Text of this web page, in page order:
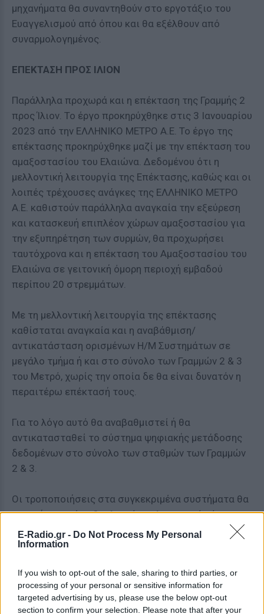
E-Radio.gr - Do Not Process My Personal
Information
If you wish to opt-out of the sale, sharing to third parties, or
processing of your personal or sensitive information for
targeted advertising by us, please use the below opt-out
section to confirm your selection. Please note that after your
μηχανήματα θα συναντηθούν στο εργοτάξιο του
Ευαγγελισμού από όπου και θα εξέλθουν από
συναρμολογημένος.
ΕΠΕΚΤΑΣΗ ΠΡΟΣ ΙΛΙΟΝ
Παράλληλα προχωρά και η επέκταση της Γραμμής 2
προς Ίλιον. Το έργο προκηρύχθηκε στις 3 Ιανουαρίου
2023 από την ΕΛΛΗΝΙΚΟ ΜΕΤΡΟ Α.Ε. Το έργο της
επέκτασης προκηρύχθηκε μαζί με την επέκταση του
αμαξοστασίου του Ελαιώνα. Δεδομένου ότι η
μελλοντική λειτουργία της Επέκτασης, καθώς και οι
λοιπές τρέχουσες ανάγκες της ΕΛΛΗΝΙΚΟ ΜΕΤΡΟ
Α.Ε. καθιστούν παράλληλα αναγκαία την εξεύρεση
και κατασκευή επιπλέον χώρων αμαξοστασίου για
την εξυπηρέτηση των συρμών, θα προχωρήσει
ταυτόχρονα και η επέκταση του Αμαξοστασίου του
Ελαιώνα σε γειτονική όμορη περιοχή εμβαδού
περίπου 20 στρεμμάτων.
Με τη μελλοντική λειτουργία της επέκτασης
καθίσταται αναγκαία και η αναβάθμιση/
αντικατάσταση ορισμένων Η/Μ Συστημάτων σε
μεγάλο τμήμα ή και στο σύνολο των Γραμμών 2 & 3
του Μετρό, χωρίς την οποία δε θα είναι δυνατόν η
περαιτέρω επέκτασή τους.
Για το λόγο αυτό θα αναβαθμιστεί ή θα
αντικατασταθεί το σύστημα ψηφιακής μετάδοσης
δεδομένων στο σύνολο των σταθμών των Γραμμών
2 & 3.
Οι τροποποιήσεις στα συγκεκριμένα συστήματα θα
απαιτήσουν νέο εξοπλισμό και λογισμικό τόσο στο
Κέντρο Ελέγχου στο Σύνταγμα όσο και τοπικά σε
σταθμούς, φρέατα κλπ.
Ωστόσο, η σύνδεσή τους με τα σημερινά συστήματα
έχει προβλεφθεί να γίνει χωρίς καμία διακοπή
λειτουργίας των Γραμμών 2 και 3.